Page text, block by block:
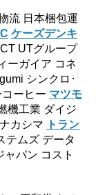
流 日本梱包運
ケーズデンキ
UTグループ
ーガイア コネ
シンクロ･
ーヒー マツモ
機工業 ダイジ
カシマ
トラン
テムズ データ
パン コスト